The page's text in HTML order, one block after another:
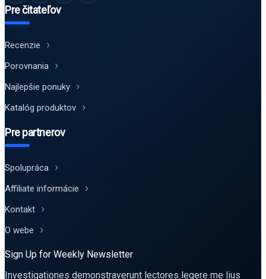
Pre čitateľov
Recenzie
Porovnania
Najlepšie ponuky
Katalóg produktov
Pre partnerov
Spolupráca
Affiliate informácie
Kontakt
O webe
Sign Up for Weekly Newsletter
Investigationes demonstraverunt lectores legere me lius